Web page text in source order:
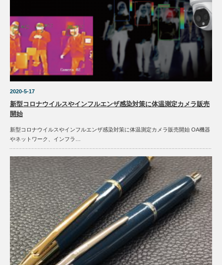
2020-5-17
新型コロナウイルスやインフルエンザ感染対策に体温測定カメラ販売
開始
新型コロナウイルスやインフルエンザ感染対策に体温測定カメラ販売開始 OA機器
やネットワーク、インフラ…